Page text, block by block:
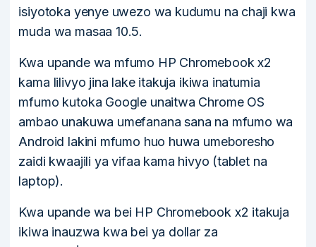
isiyotoka yenye uwezo wa kudumu na chaji kwa
muda wa masaa 10.5.
Kwa upande wa mfumo HP Chromebook x2
kama lilivyo jina lake itakuja ikiwa inatumia
mfumo kutoka Google unaitwa Chrome OS
ambao unakuwa umefanana sana na mfumo wa
Android lakini mfumo huo huwa umeboresho
zaidi kwaajili ya vifaa kama hivyo (tablet na
laptop).
Kwa upande wa bei HP Chromebook x2 itakuja
ikiwa inauzwa kwa bei ya dollar za